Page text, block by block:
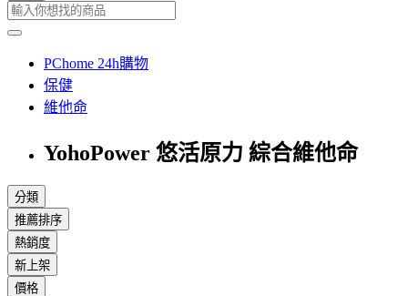
PChome 24h購物
保健
維他命
YohoPower 悠活原力 綜合維他命
分類
推薦排序
熱銷度
新上架
價格